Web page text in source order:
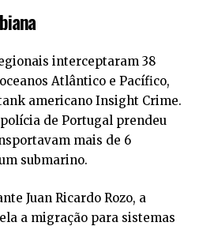
interceptaram 38
Atlântico e Pacífico,
americano Insight Crime.
de Portugal prendeu
mais de 6
submarino.
Juan Ricardo Rozo, a
a migração para sistemas